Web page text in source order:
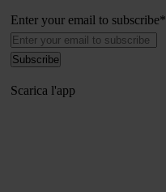
Enter your email to subscribe*
Scarica l'app